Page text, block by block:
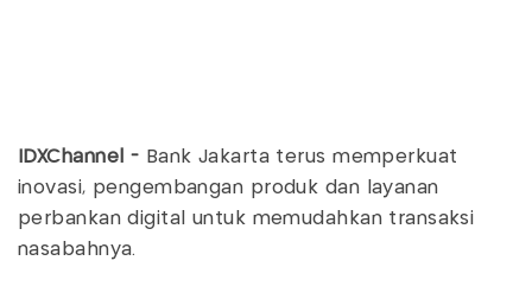
IDXChannel - Bank Jakarta terus memperkuat
inovasi, pengembangan produk dan layanan
perbankan digital untuk memudahkan transaksi
nasabahnya.